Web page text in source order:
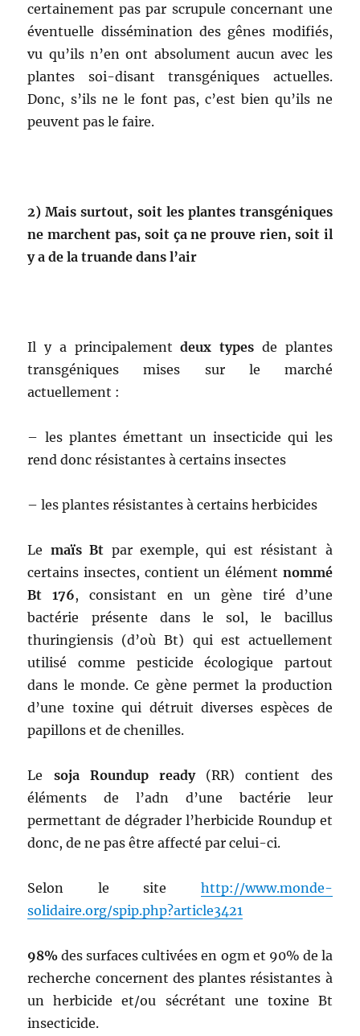
certainement pas par scrupule concernant une
éventuelle dissémination des gênes modifiés,
vu qu’ils n’en ont absolument aucun avec les
plantes soi-disant transgéniques actuelles.
Donc, s’ils ne le font pas, c’est bien qu’ils ne
peuvent pas le faire.
2) Mais surtout, soit les plantes transgéniques
ne marchent pas, soit ça ne prouve rien, soit il
y a de la truande dans l’air
Il y a principalementdeux types de plantes
transgéniques mises sur le marché
actuellement :
– les plantes émettant un insecticide qui les
rend donc résistantes à certains insectes
– les plantes résistantes à certains herbicides
Le maïs Bt par exemple, qui est résistant à
certains insectes, contient un élément nommé
Bt 176, consistant en un gène tiré d’une
bactérie présente dans le sol, le bacillus
thuringiensis (d’où Bt) qui est actuellement
utilisé comme pesticide écologique partout
dans le monde. Ce gène permet la production
d’une toxine qui détruit diverses espèces de
papillons et de chenilles.
Le soja Roundup ready(RR) contient des
éléments de l’adn d’une bactérie leur
permettant de dégrader l’herbicide Roundup et
donc, de ne pas être affecté par celui-ci.
Selon le site http://www.monde-
solidaire.org/spip.php?article3421
98% des surfaces cultivées en ogm et 90% de la
recherche concernent des plantes résistantes à
un herbicide et/ou sécrétant une toxine Bt
insecticide.